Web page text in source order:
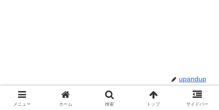
upandup
メニュー ホーム 検索 トップ サイドバー